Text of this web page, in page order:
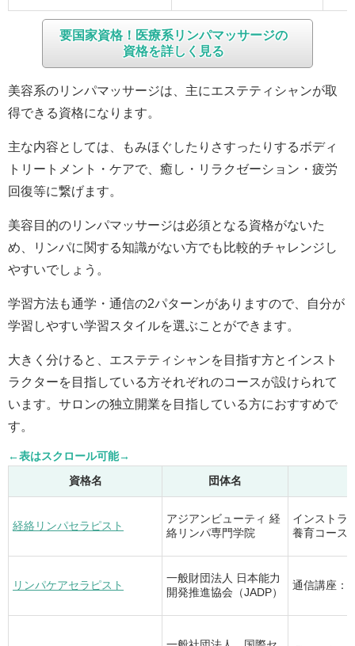
要国家資格！医療系リンパマッサージの
資格を詳しく見る
美容系のリンパマッサージは、主にエステティシャンが取
得できる資格になります。
主な内容としては、もみほぐしたりさすったりするボディ
トリートメント・ケアで、癒し・リラクゼーション・疲労
回復等に繋げます。
美容目的のリンパマッサージは必須となる資格がないた
め、リンパに関する知識がない方でも比較的チャレンジし
やすいでしょう。
学習方法も通学・通信の2パターンがありますので、自分が
学習しやすい学習スタイルを選ぶことができます。
大きく分けると、エステティシャンを目指す方とインスト
ラクターを目指している方それぞれのコースが設けられて
います。サロンの独立開業を目指している方におすすめで
す。
資格名 団体名
経絡リンパセラピスト
アジアンビューティ 経
絡リンパ専門学院
インストラ
養育コース
リンパケアセラピスト
一般財団法人 日本能力
開発推進協会（JADP）
通信講座：